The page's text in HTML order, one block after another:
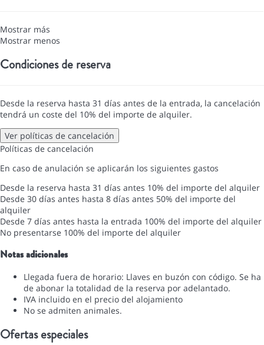
Mostrar más
Mostrar menos
Condiciones de reserva
Desde la reserva hasta 31 días antes de la entrada, la cancelación
tendrá un coste del 10% del importe de alquiler.
Ver políticas de cancelación
Políticas de cancelación
En caso de anulación se aplicarán los siguientes gastos
Desde la reserva hasta 31 días antes 10% del importe del alquiler
Desde 30 días antes hasta 8 días antes 50% del importe del
alquiler
Desde 7 días antes hasta la entrada 100% del importe del alquiler
No presentarse 100% del importe del alquiler
Notas adicionales
Llegada fuera de horario: Llaves en buzón con código. Se ha
de abonar la totalidad de la reserva por adelantado.
IVA incluido en el precio del alojamiento
No se admiten animales.
Ofertas especiales